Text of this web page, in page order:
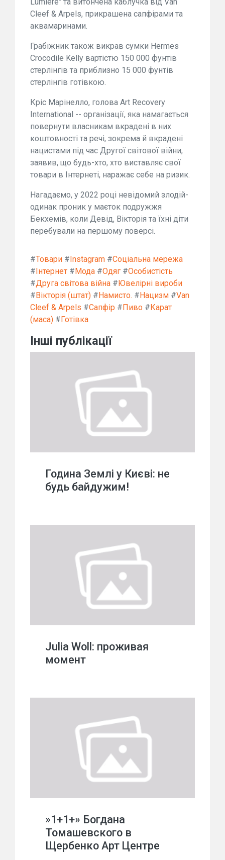
Cleef & Arpels, прикрашена сапфірами та
аквамаринами.
Грабіжник також викрав сумки Hermes
Crocodile Kelly вартістю 150 000 фунтів
стерлінгів та приблизно 15 000 фунтів
стерлінгів готівкою.
Кріс Марінелло, голова Art Recovery
International -- організації, яка намагається
повернути власникам вкрадені в них
коштовності та речі, зокрема й вкрадені
нацистами під час Другої світової війни,
заявив, що будь-хто, хто виставляє свої
товари в Інтернеті, наражає себе на ризик.
Нагадаємо, у 2022 році невідомий злодій-
одинак проник у маєток подружжя
Бекхемів, коли Девід, Вікторія та їхні діти
перебували на першому поверсі.
#Товари # Instagram #Соціальна мережа
# Інтернет # Мода #Одяг #Особистість
#Друга світова війна # Ювелірні вироби
# Вікторія (штат) # Намисто. # Нацизм #Van
Cleef & Arpels #Сапфір # Пиво # Карат
(маса) # Готівка
Інші публікації
Година Землі у Києві: не
будь байдужим!
Julia Woll: проживая
момент
»1+1+» Богдана
Томашевского в
Щербенко Арт Центре